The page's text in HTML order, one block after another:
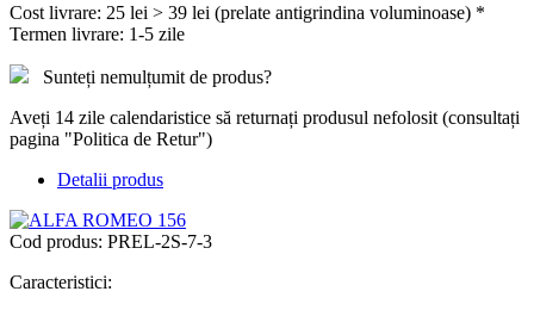
Cost livrare: 25 lei > 39 lei (prelate antigrindina voluminoase) *
Termen livrare: 1-5 zile
Sunteți nemulțumit de produs?
Aveți 14 zile calendaristice să returnați produsul nefolosit (consultați
pagina "Politica de Retur")
Detalii produs
Cod produs: PREL-2S-7-3
Caracteristici: